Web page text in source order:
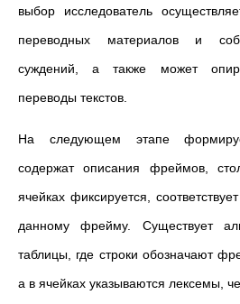
выбор исследователь
переводных материалов и
суждений, а также может
переводы текстов.
На следующем этапе
содержат описания фреймов,
ячейках фиксируется,
данному фрейму. Существует
таблицы, где строки обозначают
а в ячейках указываются лексемы,